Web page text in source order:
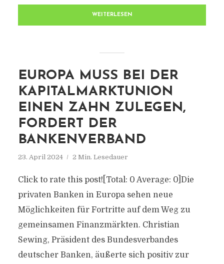
WEITERLESEN
EUROPA MUSS BEI DER
KAPITALMARKTUNION
EINEN ZAHN ZULEGEN,
FORDERT DER
BANKENVERBAND
23. April 2024 2 Min. Lesedauer
Click to rate this post![Total: 0 Average: 0]Die
privaten Banken in Europa sehen neue
Möglichkeiten für Fortritte auf dem Weg zu
gemeinsamen Finanzmärkten. Christian
Sewing, Präsident des Bundesverbandes
deutscher Banken, äußerte sich positiv zur